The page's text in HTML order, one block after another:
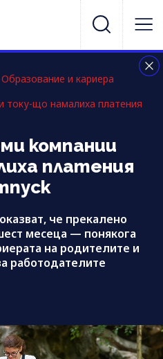
Образование и кариера
що намалиха платения
компании
платения
че прекалено
месеца — понякога
на родителите и
работодателите